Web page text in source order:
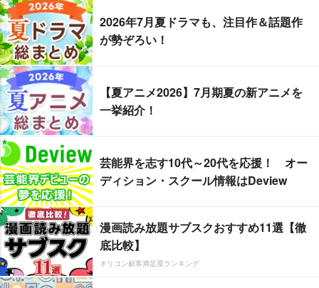
2026年7月夏ドラマも、注目作＆話題作
が勢ぞろい！
【夏アニメ2026】7月期夏の新アニメを
一挙紹介！
芸能界を志す10代～20代を応援！ オー
ディション・スクール情報はDeview
漫画読み放題サブスクおすすめ11選【徹
底比較】
オリコン顧客満足度ランキング